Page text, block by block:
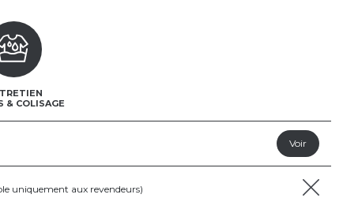
& COLISAGE
uniquement aux revendeurs)